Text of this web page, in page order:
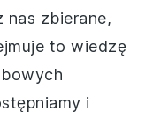
nas zbierane,
to wiedzę
i